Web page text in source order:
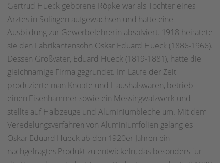
Gertrud Hueck geborene Röpke war als Tochter eines
Arztes in Solingen aufgewachsen und hatte eine
Ausbildung zur Gewerbelehrerin absolviert. 1918 heiratete
sie den Fabrikantensohn Oskar Eduard Hueck (1886-1966).
Dessen Großvater, Eduard Hueck (1819-1881), hatte die
gleichnamige Firma gegründet. Im Laufe der Zeit
produzierte man Knöpfe und Haushalswaren, betrieb
einen Eisenhammer sowie ein Messingwalzwerk und
stellte auf Halbzeuge und Aluminiumbleche um. Mit dem
Veredelungsverfahren von Aluminiumfolien gelang es
Oskar Eduard Hueck ab den 1920er Jahren ein
nachgefragtes Produkt zu entwickeln, das besonders für